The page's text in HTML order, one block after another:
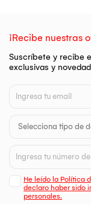
¡Recibe nuestras
Suscríbete y recibe
exclusivas y
He leído la Política
declaro haber sido
personales.